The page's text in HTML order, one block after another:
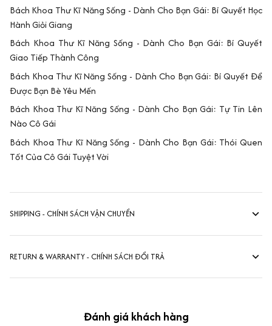
Bách Khoa Thư Kĩ Năng Sống - Dành Cho Bạn Gái: Bí Quyết Học
Hành Giỏi Giang
Bách Khoa Thư Kĩ Năng Sống - Dành Cho Bạn Gái: Bí Quyết
Giao Tiếp Thành Công
Bách Khoa Thư Kĩ Năng Sống - Dành Cho Bạn Gái: Bí Quyết Để
Được Bạn Bè Yêu Mến
Bách Khoa Thư Kĩ Năng Sống - Dành Cho Bạn Gái: Tự Tin Lên
Nào Cô Gái
Bách Khoa Thư Kĩ Năng Sống - Dành Cho Bạn Gái: Thói Quen
Tốt Của Cô Gái Tuyệt Vời
SHIPPING - CHÍNH SÁCH VẬN CHUYỂN
RETURN & WARRANTY - CHÍNH SÁCH ĐỔI TRẢ
Đánh giá khách hàng